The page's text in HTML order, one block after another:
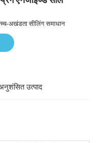
अखंडता सीलिंग समाधान
उत्पाद